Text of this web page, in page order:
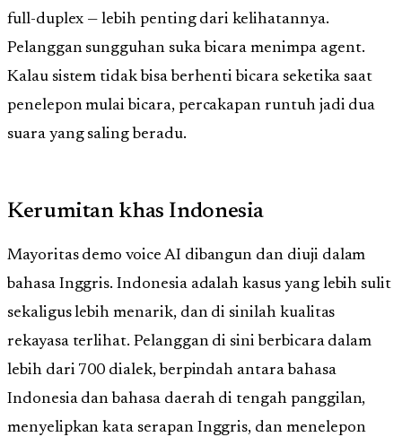
full-duplex — lebih penting dari kelihatannya.
Pelanggan sungguhan suka bicara menimpa agent.
Kalau sistem tidak bisa berhenti bicara seketika saat
penelepon mulai bicara, percakapan runtuh jadi dua
suara yang saling beradu.
Kerumitan khas Indonesia
Mayoritas demo voice AI dibangun dan diuji dalam
bahasa Inggris. Indonesia adalah kasus yang lebih sulit
sekaligus lebih menarik, dan di sinilah kualitas
rekayasa terlihat. Pelanggan di sini berbicara dalam
lebih dari 700 dialek, berpindah antara bahasa
Indonesia dan bahasa daerah di tengah panggilan,
menyelipkan kata serapan Inggris, dan menelepon